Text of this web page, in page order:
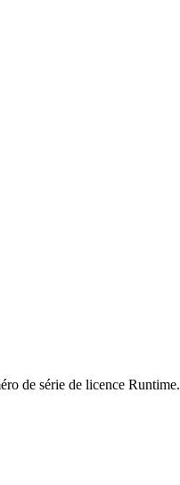
de série de licence Runtime.